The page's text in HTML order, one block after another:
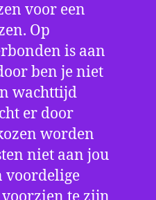
voor een
Op
is aan
ben je niet
wachttijd
er door
worden
niet aan jou
voordelige